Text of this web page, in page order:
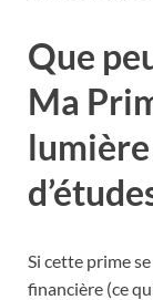
Que
Ma
Si cette prime
financière (ce